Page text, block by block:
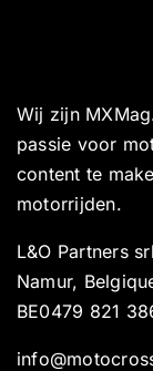
Wij zijn
passie voor
content te
motorrijden.
L&O Partners srl
Namur,
BE0479 821